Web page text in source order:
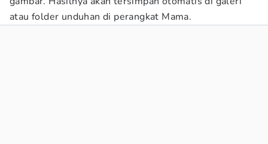
atau folder unduhan di perangkat Mama.